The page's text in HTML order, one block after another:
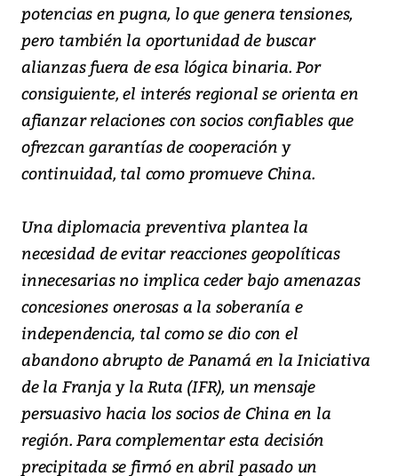
potencias en pugna, lo que genera tensiones,
pero también la oportunidad de buscar
alianzas fuera de esa lógica binaria. Por
consiguiente, el interés regional se orienta en
afianzar relaciones con socios confiables que
ofrezcan garantías de cooperación y
continuidad, tal como promueve China.
Una diplomacia preventiva plantea la
necesidad de evitar reacciones geopolíticas
innecesarias no implica ceder bajo amenazas
concesiones onerosas a la soberanía e
independencia, tal como se dio con el
abandono abrupto de Panamá en la Iniciativa
de la Franja y la Ruta (IFR), un mensaje
persuasivo hacia los socios de China en la
región. Para complementar esta decisión
precipitada se firmó en abril pasado un